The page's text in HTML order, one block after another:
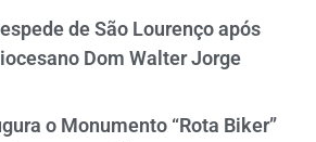
de São Lourenço após
Dom Walter Jorge
o Monumento “Rota Biker”